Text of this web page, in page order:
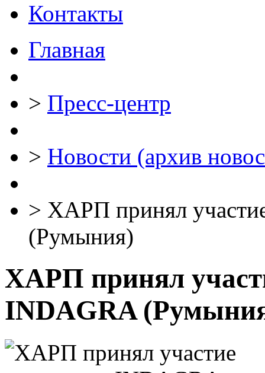
Контакты
Главная
> Пресс-центр
> Новости (архив
> ХАРП принял
(Румыния)
ХАРП принял
INDAGRA